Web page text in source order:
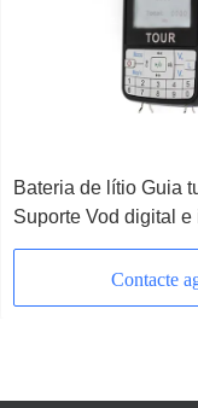
Bateria de lítio Guia
Suporte Vod digital e
automática
Contacte